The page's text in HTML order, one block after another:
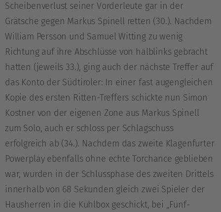
Scheibenverlust seiner Vorderleute gar in der
Grätsche gegen Markus Spinell retten (30.). Nachdem
William Persson und Samuel Witting zu wenig
Richtung auf ihre Abschlüsse von halblinks gebracht
hatten (jeweils 33.), ging auch der nächste Treffer auf
das Konto der Südtiroler: In einer fast augengleichen
Kopie des ersten Ritten-Treffers schickte nun Simon
Kostner von der eigenen Zone aus Markus Spinell
zum Solo, auch er schloss per Schlagschuss
erfolgreich ab (34.). Nachdem das zweite Klagenfurter
Powerplay ebenfalls ohne echte Torchance geblieben
war, wurden in der Schlussphase des zweiten Drittels
innerhalb von 68 Sekunden gleich zwei Spieler der
Hausherren in die Kühlbox geschickt, bei „Fünf-